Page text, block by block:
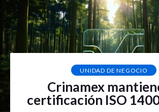
UNIDAD DE NEGOCIO
Crinamex
certificación ISO